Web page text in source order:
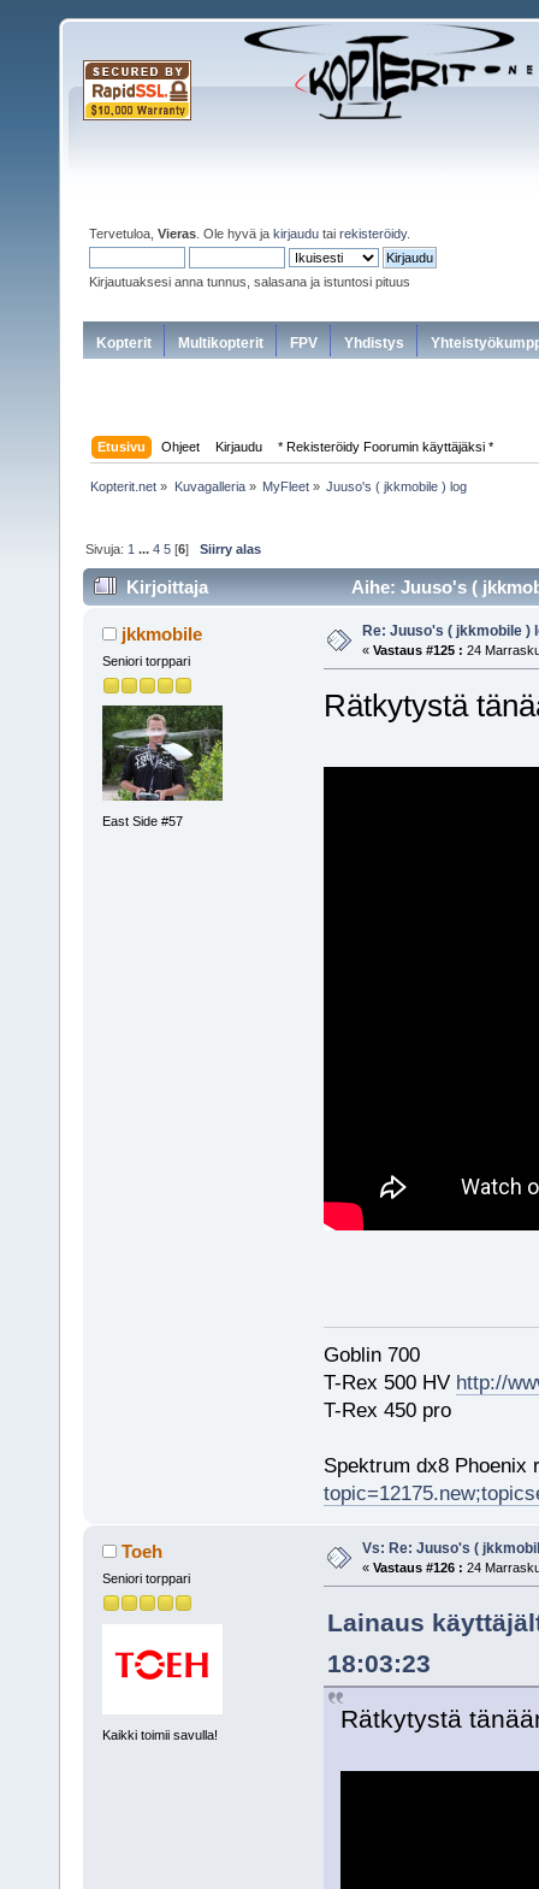
Tervetuloa, Vieras . Ole hyvä ja kirjaudu tai rekisteröidy.
Kirjautuaksesi anna tunnus, salasana ja istuntosi pituus
Kopterit Multikopterit FPV Yhdistys
Etusivu Ohjeet Kirjaudu * Rekisteröidy Foorumin käyttäjäksi *
Kopterit.net » Kuvagalleria» MyFleet» Juuso's ( jkkmobile ) log
Sivuja: 1 ...4 5 [6]Siirry alas
Kirjoittaja Aihe: Juuso's (
jkkmobile
Seniori torppari
East Side #57
Re: Juuso's ( jkkmobile )
« Vastaus #125 : 24
Rätkytystä
Goblin 700
T-Rex 500 HV http://
T-Rex 450 pro
Spektrum dx8 Phoenix
Toeh
Seniori torppari
Kaikki toimii savulla!
Vs: Re: Juuso's (
« Vastaus #126 : 24
Lainaus
18:03:23
Rätkytystä